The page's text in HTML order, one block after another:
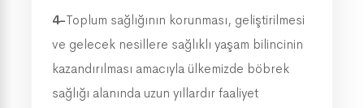
4-Toplum sağlığının korunması, geliştirilmesi
ve gelecek nesillere sağlıklı yaşam bilincinin
kazandırılması amacıyla ülkemizde böbrek
sağlığı alanında uzun yıllardır faaliyet